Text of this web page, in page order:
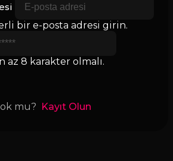
bir e-posta adresi girin.
az 8 karakter olmalı.
mu? Kayıt Olun